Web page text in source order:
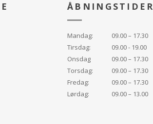
ÅBNINGSTIDER
Mandag:
09.00 – 17.30
Tirsdag:
09.00 - 19.00
Onsdag
09.00 – 17.30
Torsdag:
09.00 – 17.30
Fredag:
09.00 – 17.30
Lørdag:
09.00 – 13.00